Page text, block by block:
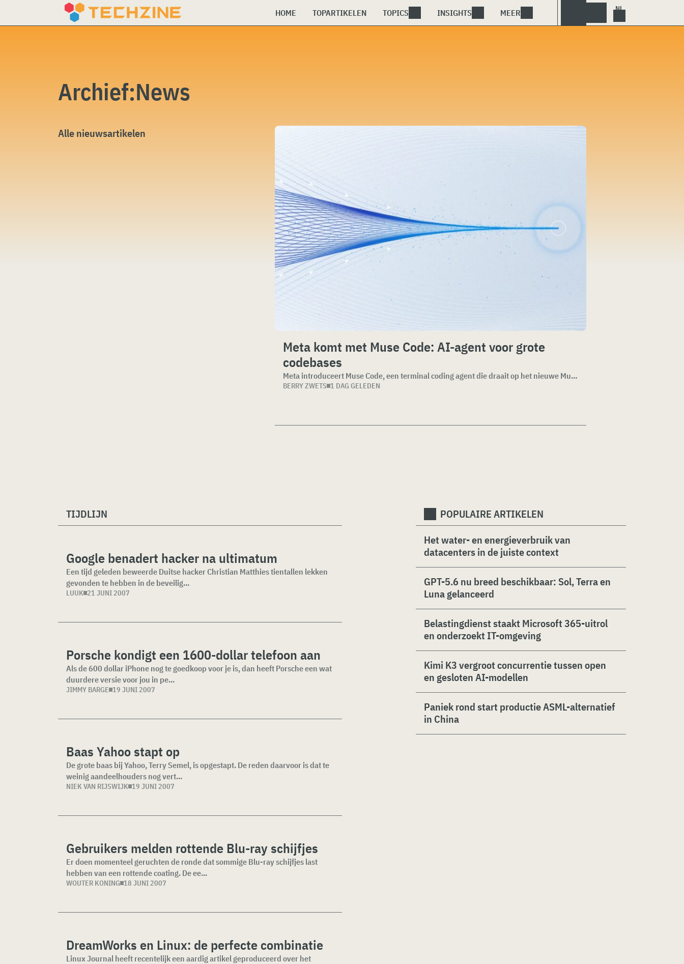
HOME TOPARTIKELEN TOPICS INSIGHTS MEER
Archief:News
Meta komt met Muse Code: AI-agent voor grote
codebases
Meta introduceert Muse Code, een terminal coding agent die draait op het nieuwe Muse Spark 1.2-model. De agen...
BERRY ZWETS 1 DAG GELEDEN
Alle nieuwsartikelen
TIJDLIJN
Google benadert hacker na ultimatum
Een tijd geleden beweerde Duitse hacker Christian Matthies tientallen lekken
gevonden te hebben in de beveilig...
LUUK 21 JUNI 2007
Porsche kondigt een 1600-dollar telefoon aan
Als de 600 dollar iPhone nog te goedkoop voor je is, dan heeft Porsche een wat
duurdere versie voor jou in pe...
JIMMY BARGE 19 JUNI 2007
Baas Yahoo stapt op
De grote baas bij Yahoo, Terry Semel, is opgestapt. De reden daarvoor is dat te
weinig aandeelhouders nog vert...
NIEK VAN RIJSWIJK 19 JUNI 2007
Gebruikers melden rottende Blu-ray schijfjes
Er doen momenteel geruchten de ronde dat sommige Blu-ray schijfjes last
hebben van een rottende coating. De ee...
WOUTER KONING 18 JUNI 2007
DreamWorks en Linux: de perfecte combinatie
Linux Journal heeft recentelijk een aardig artikel geproduceerd over het
POPULAIRE ARTIKELEN
Het water- en energieverbruik van
datacenters in de juiste context
GPT-5.6 nu breed beschikbaar: Sol, Terra en
Luna gelanceerd
Belastingdienst staakt Microsoft 365-uitrol
en onderzoekt IT-omgeving
Kimi K3 vergroot concurrentie tussen open
en gesloten AI-modellen
Paniek rond start productie ASML-alternatief
in China